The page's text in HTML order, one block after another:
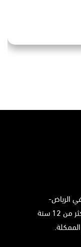
الرياض-
جدة- الدمام, المحامي احمد الغامدي خبرة لأكثر من 12 سنة